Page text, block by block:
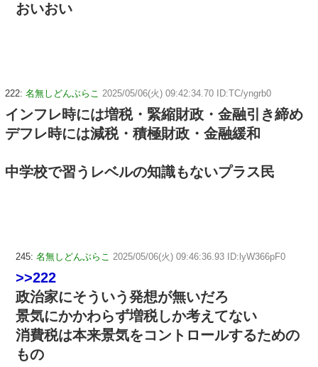
おいおい
222: 名無しどんぶらこ 2025/05/06(火) 09:42:34.70 ID:TC/yngrb0
インフレ時には増税・緊縮財政・金融引き締め
デフレ時には減税・積極財政・金融緩和
中学校で習うレベルの知識もないプラス民
245: 名無しどんぶらこ 2025/05/06(火) 09:46:36.93 ID:lyW366pF0
>>222
政治家にそういう発想が無いだろ
景気にかかわらず増税しか考えてない
消費税は本来景気をコントロールするための
もの